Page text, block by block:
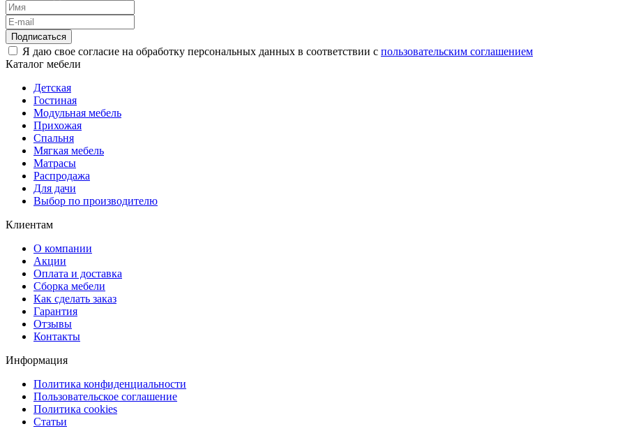
Подписаться
Я даю свое согласие на обработку персональных данных в соответствии с пользовательским соглашением
Каталог мебели
Детская
Гостиная
Модульная мебель
Прихожая
Спальня
Мягкая мебель
Матрасы
Распродажа
Для дачи
Выбор по производителю
Клиентам
О компании
Акции
Оплата и доставка
Сборка мебели
Как сделать заказ
Гарантия
Отзывы
Контакты
Информация
Политика конфиденциальности
Пользовательское соглашение
Политика cookies
Статьи